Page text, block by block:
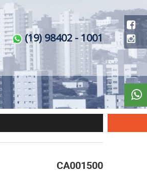
(19) 98402 - 1001
CA001500